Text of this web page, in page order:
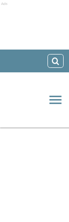
Ads